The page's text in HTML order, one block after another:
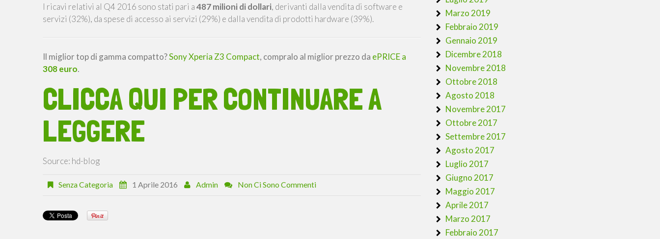
I ricavi relativi al Q4 2016 sono stati pari a487 milioni di dollari, derivanti dalla vendita di software e
servizi (32%), da spese di accesso ai servizi (29%) e dalla vendita di prodotti hardware (39%).
Il miglior top di gamma compatto?Sony Xperia Z3 Compact, compralo al miglior prezzo da ePRICE a
308 euro.
CLICCA QUI PER CONTINUARE A
LEGGERE
Source: hd-blog
Senza Categoria 1 Aprile 2016 Admin Non Ci Sono Commenti
Marzo 2019
Febbraio 2019
Gennaio 2019
Dicembre 2018
Novembre 2018
Ottobre 2018
Agosto 2018
Novembre 2017
Ottobre 2017
Settembre 2017
Agosto 2017
Luglio 2017
Giugno 2017
Maggio 2017
Aprile 2017
Marzo 2017
Febbraio 2017